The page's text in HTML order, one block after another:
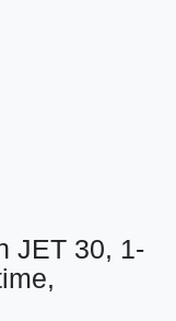
JET 30, 1-